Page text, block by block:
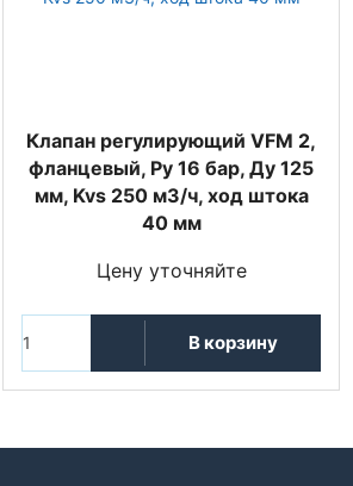
Клапан регулирующий VFM 2,
фланцевый, Ру 16 бар, Ду 125
мм, Kvs 250 м3/ч, ход штока
40 мм
Цену уточняйте
В корзину